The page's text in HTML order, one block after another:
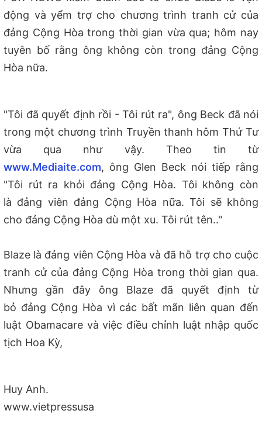
động và yểm trợ cho chương trình tranh cử của
đảng Cộng Hòa trong thời gian vừa qua; hôm nay
tuyên bố rằng ông không còn trong đảng Cộng
Hòa nữa.
"Tôi đã quyết định rồi - Tôi rút ra", ông Beck đã nói
trong một chương trình Truyền thanh hôm Thứ Tư
vừa qua như vậy. Theo tin từ
www.Mediaite.com, ông Glen Beck nói tiếp rằng
"Tôi rút ra khỏi đảng Cộng Hòa. Tôi không còn
là đảng viên đảng Cộng Hòa nữa. Tôi sẽ không
cho đảng Cộng Hòa dù một xu. Tôi rút tên.."
Blaze là đảng viên Cộng Hòa và đã hỗ trợ cho cuộc
tranh cử của đảng Cộng Hòa trong thời gian qua.
Nhưng gần đây ông Blaze đã quyết định từ
bỏ đảng Cộng Hòa vì các bất mãn liên quan đến
luật Obamacare và việc điều chỉnh luật nhập quốc
tịch Hoa Kỳ,
Huy Anh.
www.vietpressusa